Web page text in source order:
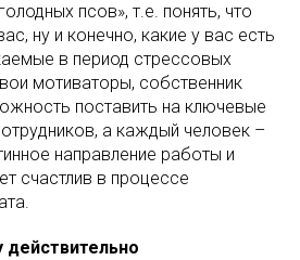
псов», т.е. понять, что
ну и конечно, какие у вас есть
в период стрессовых
мотиваторы, собственник
поставить на ключевые
а каждый человек –
направление работы и
счастлив в процессе
действительно